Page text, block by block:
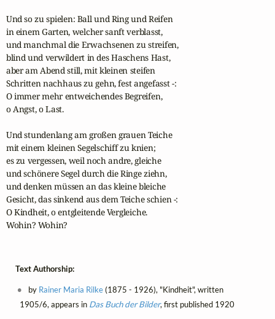
Und so zu spielen: Ball und Ring und Reifen
in einem Garten, welcher sanft verblasst,
und manchmal die Erwachsenen zu streifen,
blind und verwildert in des Haschens Hast,
aber am Abend still, mit kleinen steifen
Schritten nachhaus zu gehn, fest angefasst -:
O immer mehr entweichendes Begreifen,
o Angst, o Last.
Und stundenlang am großen grauen Teiche
mit einem kleinen Segelschiff zu knien;
es zu vergessen, weil noch andre, gleiche
und schönere Segel durch die Ringe ziehn,
und denken müssen an das kleine bleiche
Gesicht, das sinkend aus dem Teiche schien -:
O Kindheit, o entgleitende Vergleiche.
Wohin? Wohin?
Text Authorship:
by Rainer Maria Rilke(1875 - 1926), "Kindheit", written
1905/6, appears in Das Buch der Bilder, first published 1920